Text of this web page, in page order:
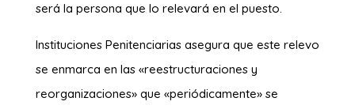
será la persona que lo relevará en el puesto.
Instituciones Penitenciarias asegura que este relevo
se enmarca en las «reestructuraciones y
reorganizaciones» que «periódicamente» se